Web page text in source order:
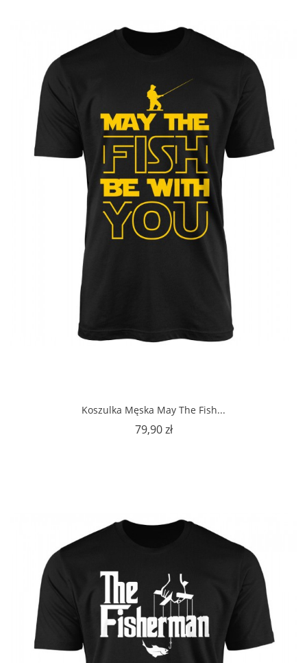
Koszulka Męska May The Fish...
79,90 złCena